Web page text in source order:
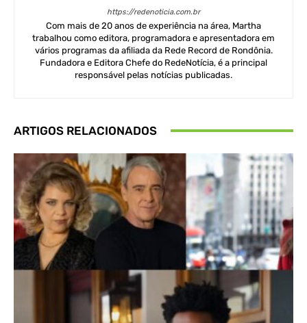
https://redenoticia.com.br
Com mais de 20 anos de experiência na área, Martha
trabalhou como editora, programadora e apresentadora em
vários programas da afiliada da Rede Record de Rondônia.
Fundadora e Editora Chefe do RedeNotícia, é a principal
responsável pelas notícias publicadas.
ARTIGOS RELACIONADOS